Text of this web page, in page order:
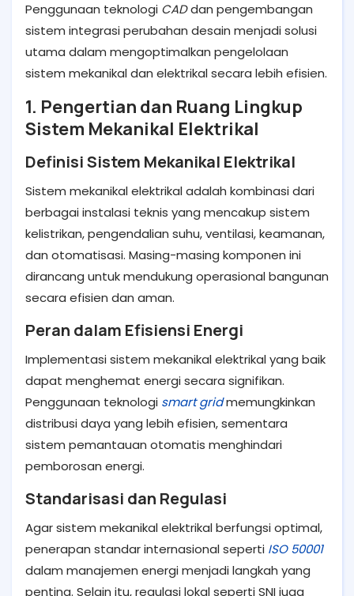
Penggunaan teknologi CADdan pengembangan
sistem integrasi perubahan desain menjadi solusi
utama dalam mengoptimalkan pengelolaan
sistem mekanikal dan elektrikal secara lebih efisien.
1. Pengertian dan Ruang Lingkup
Sistem Mekanikal Elektrikal
Definisi Sistem Mekanikal Elektrikal
Sistem mekanikal elektrikal adalah kombinasi dari
berbagai instalasi teknis yang mencakup sistem
kelistrikan, pengendalian suhu, ventilasi, keamanan,
dan otomatisasi. Masing-masing komponen ini
dirancang untuk mendukung operasional bangunan
secara efisien dan aman.
Peran dalam Efisiensi Energi
Implementasi sistem mekanikal elektrikal yang baik
dapat menghemat energi secara signifikan.
Penggunaan teknologi smart gridmemungkinkan
distribusi daya yang lebih efisien, sementara
sistem pemantauan otomatis menghindari
pemborosan energi.
Standarisasi dan Regulasi
Agar sistem mekanikal elektrikal berfungsi optimal,
penerapan standar internasional seperti ISO 50001
dalam manajemen energi menjadi langkah yang
penting. Selain itu, regulasi lokal seperti SNI juga